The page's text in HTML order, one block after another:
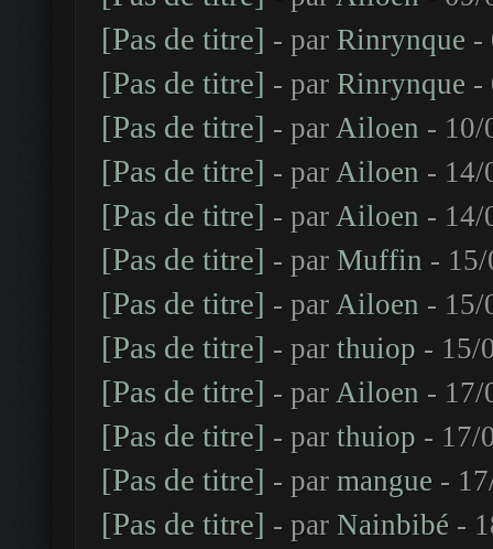
[Pas de titre] - par Rinrynque -
[Pas de titre] - par Rinrynque -
[Pas de titre] - par Ailoen - 10/
[Pas de titre] - par Ailoen - 14/
[Pas de titre] - par Ailoen - 14/
[Pas de titre] - par Muffin -
[Pas de titre] - par Ailoen - 15/
[Pas de titre] - par thuiop - 15/
[Pas de titre] - par Ailoen - 17/
[Pas de titre] - par thuiop - 17/
[Pas de titre] - par mangue -
[Pas de titre] - par Nainbibé -